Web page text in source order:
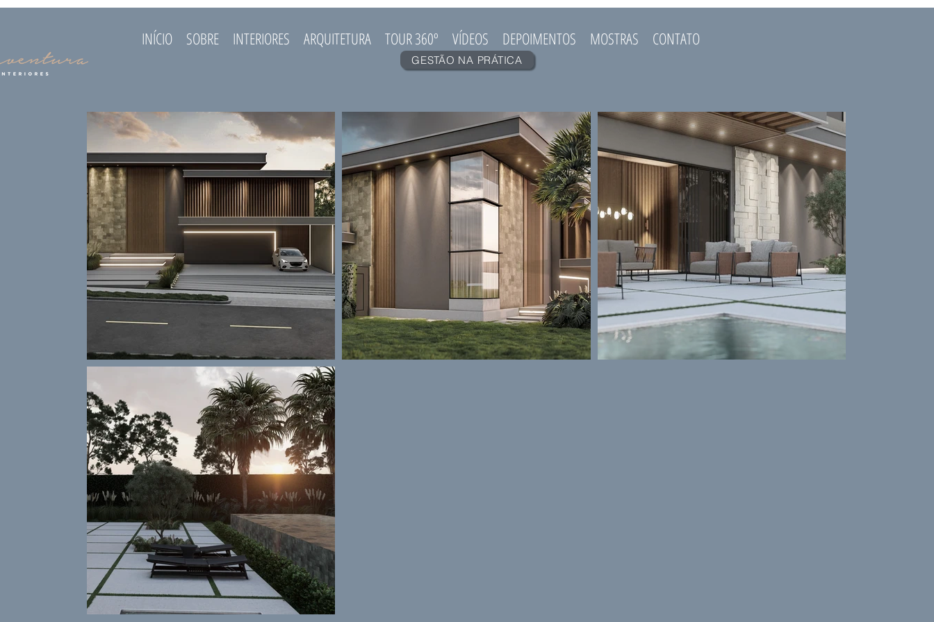
INÍCIO SOBRE INTERIORES ARQUITETURA TOUR 360º VÍDEOS DEPOIMENTOS MOSTRAS CONTATO
GESTÃO NA PRÁTICA